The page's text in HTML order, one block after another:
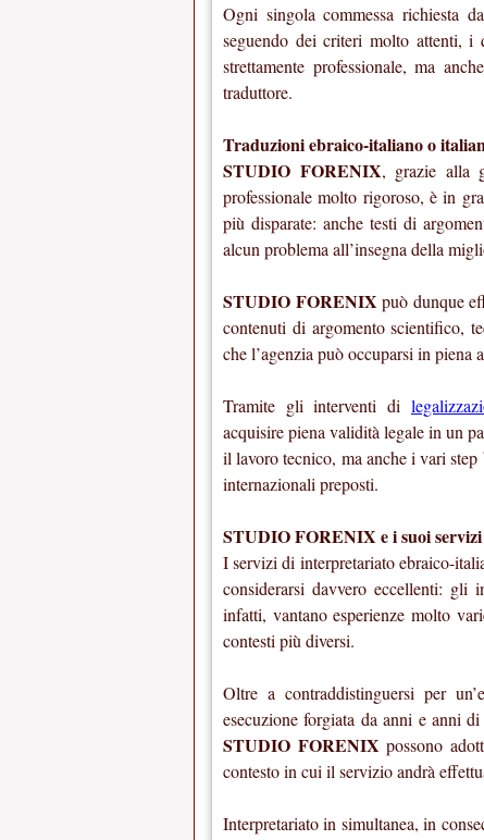
Ogni singola commessa richiesta
seguendo dei criteri molto attenti, i
strettamente professionale, ma
traduttore.
Traduzioni ebraico-italiano o
STUDIO FORENIX, grazie alla
professionale molto rigoroso, è in
più disparate: anche testi di
alcun problema all’insegna della
STUDIO FORENIX può dunque
contenuti di argomento scientifico,
che l’agenzia può occuparsi in piena
Tramite gli interventi di
acquisire piena validità legale in un
il lavoro tecnico, ma anche i vari
internazionali preposti.
STUDIO FORENIX e i suoi
I servizi di interpretariato ebraico-
considerarsi davvero eccellenti: gli
infatti, vantano esperienze molto
contesti più diversi.
Oltre a contraddistinguersi per
esecuzione forgiata da anni e anni
STUDIO FORENIX possono
contesto in cui il servizio andrà
Interpretariato in simultanea, in